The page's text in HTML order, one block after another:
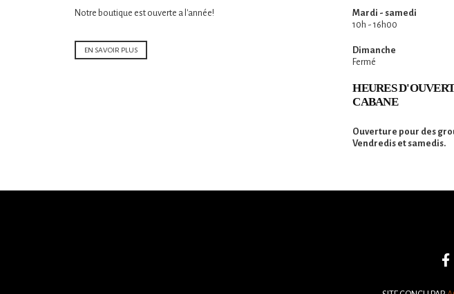
Notre boutique est ouverte a l'année!
EN SAVOIR PLUS
Mardi - samedi
10h - 16h00
Dimanche
Fermé
HEURES
CABANE
Ouverture pour des
Vendredis et samedis.